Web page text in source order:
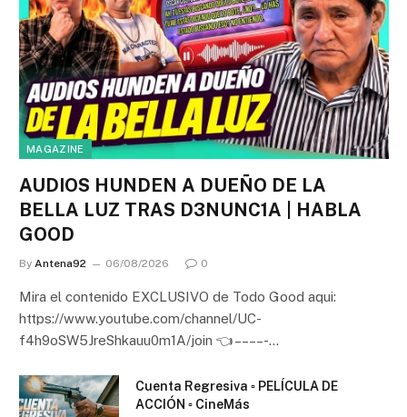
MAGAZINE
AUDIOS HUNDEN A DUEÑO DE LA
BELLA LUZ TRAS D3NUNC1A | HABLA
GOOD
By Antena92 06/08/2026 0
Mira el contenido EXCLUSIVO de Todo Good aqui:
https://www.youtube.com/channel/UC-
f4h9oSW5JreShkauu0m1A/join 👈 – – – – -…
Cuenta Regresiva ▫️ PELÍCULA DE
ACCIÓN ▫️ CineMás